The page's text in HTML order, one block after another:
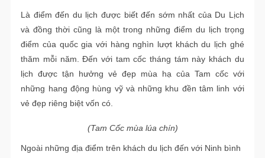
Là điểm đến du lịch được biết đến sớm nhất của Du Lịch
và đồng thời cũng là một trong những điểm du lịch trọng
điểm của quốc gia với hàng nghìn lượt khách du lịch ghé
thăm mỗi năm. Đến với tam cốc tháng tám này khách du
lịch được tận hưởng vẻ đẹp mùa hạ của Tam cốc với
những hang động hùng vỹ và những khu đền tâm linh với
vẻ đẹp riêng biệt vốn có.
(Tam Cốc mùa lúa chín)
Ngoài những địa điểm trên khách du lịch đến với Ninh bình